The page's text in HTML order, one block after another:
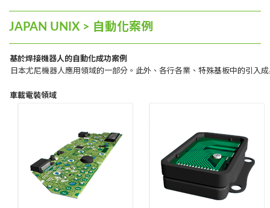
JAPAN UNIX > 自動化案例
基於焊接機器人的自動化成功案例
日本尤尼機器人應用領域的一部分。此外、各行各業、特殊基板中的引入
車載電裝領域